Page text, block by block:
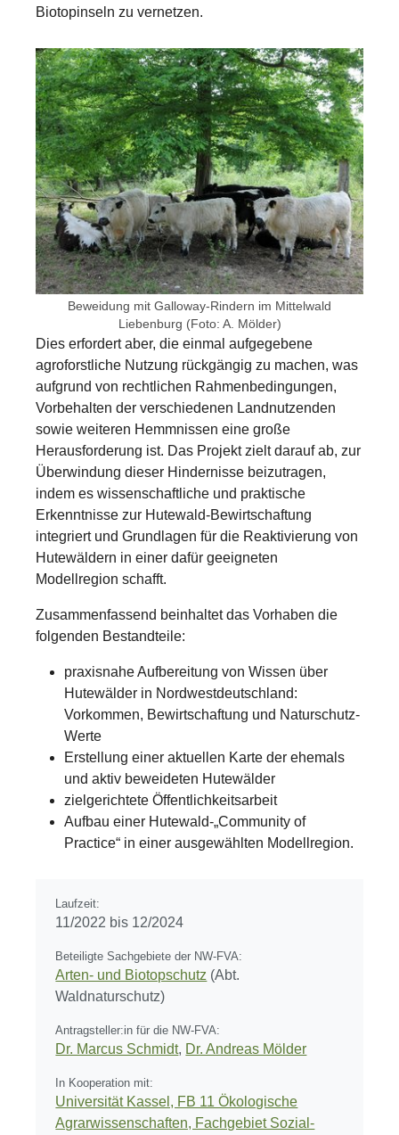
Biotopinseln zu vernetzen.
Show larger version for:
Beweidung mit Galloway-Rindern im Mittelwald
Liebenburg (Foto: A. Mölder)
Dies erfordert aber, die einmal aufgegebene
agroforstliche Nutzung rückgängig zu machen, was
aufgrund von rechtlichen Rahmenbedingungen,
Vorbehalten der verschiedenen Landnutzenden
sowie weiteren Hemmnissen eine große
Herausforderung ist. Das Projekt zielt darauf ab, zur
Überwindung dieser Hindernisse beizutragen,
indem es wissenschaftliche und praktische
Erkenntnisse zur Hutewald-Bewirtschaftung
integriert und Grundlagen für die Reaktivierung von
Hutewäldern in einer dafür geeigneten
Modellregion schafft.
Zusammenfassend beinhaltet das Vorhaben die
folgenden Bestandteile:
praxisnahe Aufbereitung von Wissen über
Hutewälder in Nordwestdeutschland:
Vorkommen, Bewirtschaftung und Naturschutz-
Werte
Erstellung einer aktuellen Karte der ehemals
und aktiv beweideten Hutewälder
zielgerichtete Öffentlichkeitsarbeit
Aufbau einer Hutewald-„Community of
Practice“ in einer ausgewählten Modellregion.
Laufzeit:
11/2022 bis 12/2024
Beteiligte Sachgebiete der NW-FVA:
Arten- und Biotopschutz (Abt.
Waldnaturschutz)
Antragsteller:in für die NW-FVA:
Dr. Marcus Schmidt, Dr. Andreas Mölder
In Kooperation mit:
Universität Kassel, FB 11 Ökologische
Agrarwissenschaften, Fachgebiet Sozial-